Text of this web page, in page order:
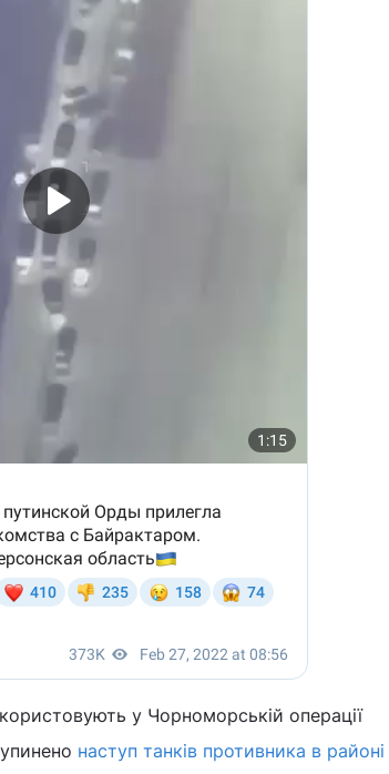
у Чорноморській операції
наступ танків противника в районі